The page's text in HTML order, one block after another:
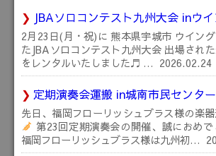
JBAソロコンテスト九州大会 inウ
2月23日(月・祝)に 熊本県宇城市 ウイン
たJBAソロコンテスト九州大会 出場され
をレンタルいたしました♬ … 2026.02.24
定期演奏会運搬 in城南市民センター
先日、福岡フローリッシュブラス様の楽
第23回定期演奏会の開催、誠におめ
福岡フローリッシュブラス様は九州初…